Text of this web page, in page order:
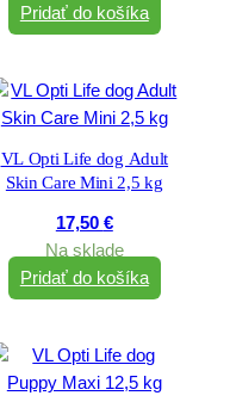
Pridať do košíka
VL Opti Life dog Adult
Skin Care Mini 2,5 kg
17,50 €
Na sklade
Pridať do košíka